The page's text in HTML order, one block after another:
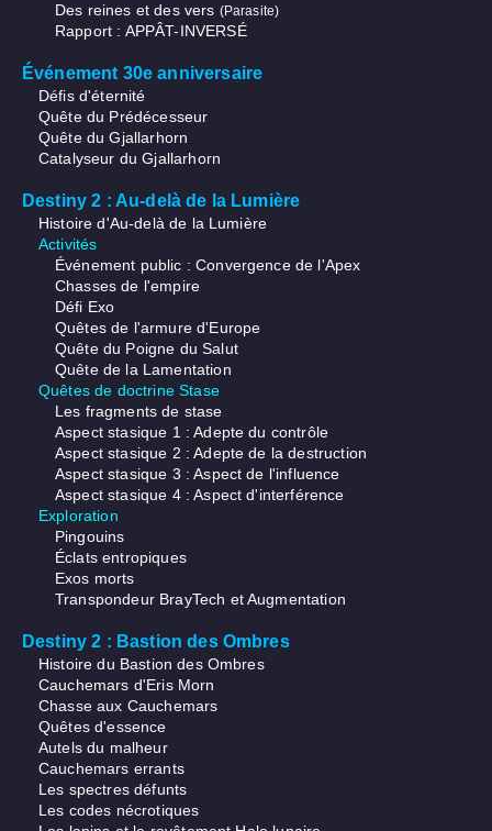
Des reines et des vers (Parasite)
Rapport : APPÂT-INVERSÉ
Événement 30e anniversaire
Défis d'éternité
Quête du Prédécesseur
Quête du Gjallarhorn
Catalyseur du Gjallarhorn
Destiny 2 : Au-delà de la Lumière
Histoire d'Au-delà de la Lumière
Activités
Événement public : Convergence de l'Apex
Chasses de l'empire
Défi Exo
Quêtes de l'armure d'Europe
Quête du Poigne du Salut
Quête de la Lamentation
Quêtes de doctrine Stase
Les fragments de stase
Aspect stasique 1 : Adepte du contrôle
Aspect stasique 2 : Adepte de la destruction
Aspect stasique 3 : Aspect de l'influence
Aspect stasique 4 : Aspect d'interférence
Exploration
Pingouins
Éclats entropiques
Exos morts
Transpondeur BrayTech et Augmentation
Destiny 2 : Bastion des Ombres
Histoire du Bastion des Ombres
Cauchemars d'Eris Morn
Chasse aux Cauchemars
Quêtes d'essence
Autels du malheur
Cauchemars errants
Les spectres défunts
Les codes nécrotiques